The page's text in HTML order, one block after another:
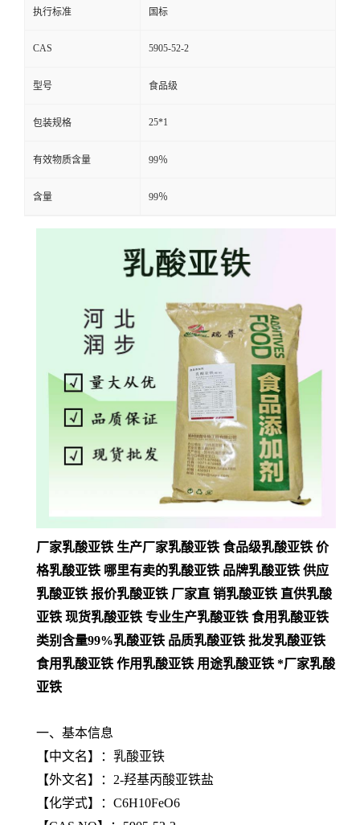
执行标准 国标
CAS 5905-52-2
型号 食品级
包装规格 25*1
有效物质含量 99％
含量 99％
厂家乳酸亚铁 生产厂家乳酸亚铁 食品级乳酸亚铁 价
格乳酸亚铁 哪里有卖的乳酸亚铁 品牌乳酸亚铁 供应
乳酸亚铁 报价乳酸亚铁 厂家直 销乳酸亚铁 直供乳酸
亚铁 现货乳酸亚铁 专业生产乳酸亚铁 食用乳酸亚铁
类别含量99%乳酸亚铁 品质乳酸亚铁 批发乳酸亚铁
食用乳酸亚铁 作用乳酸亚铁 用途乳酸亚铁 *厂家乳酸
亚铁
一、基本信息
【中文名】：乳酸亚铁
【外文名】：2-羟基丙酸亚铁盐
【化学式】：C6H10FeO6